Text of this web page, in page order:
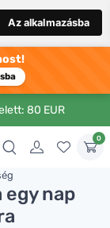
Az alkalmazásba
80 EUR
0
nap